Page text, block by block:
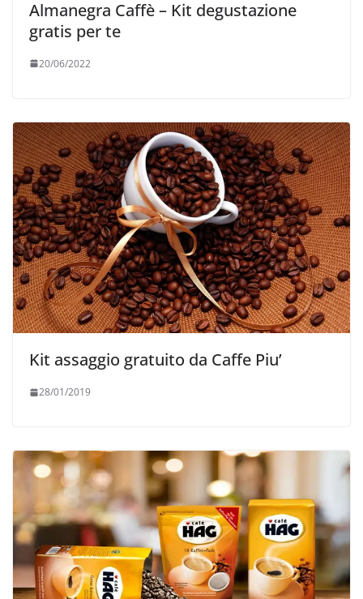
Almanegra Caffè – Kit degustazione
gratis per te
20/06/2022
Kit assaggio gratuito da Caffe Piu’
28/01/2019